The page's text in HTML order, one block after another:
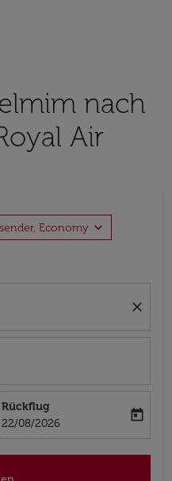
nach
Air
Economy expand_more
close
label
Rückflug
fc-booking-return-date-aria-label
22/08/2026
today